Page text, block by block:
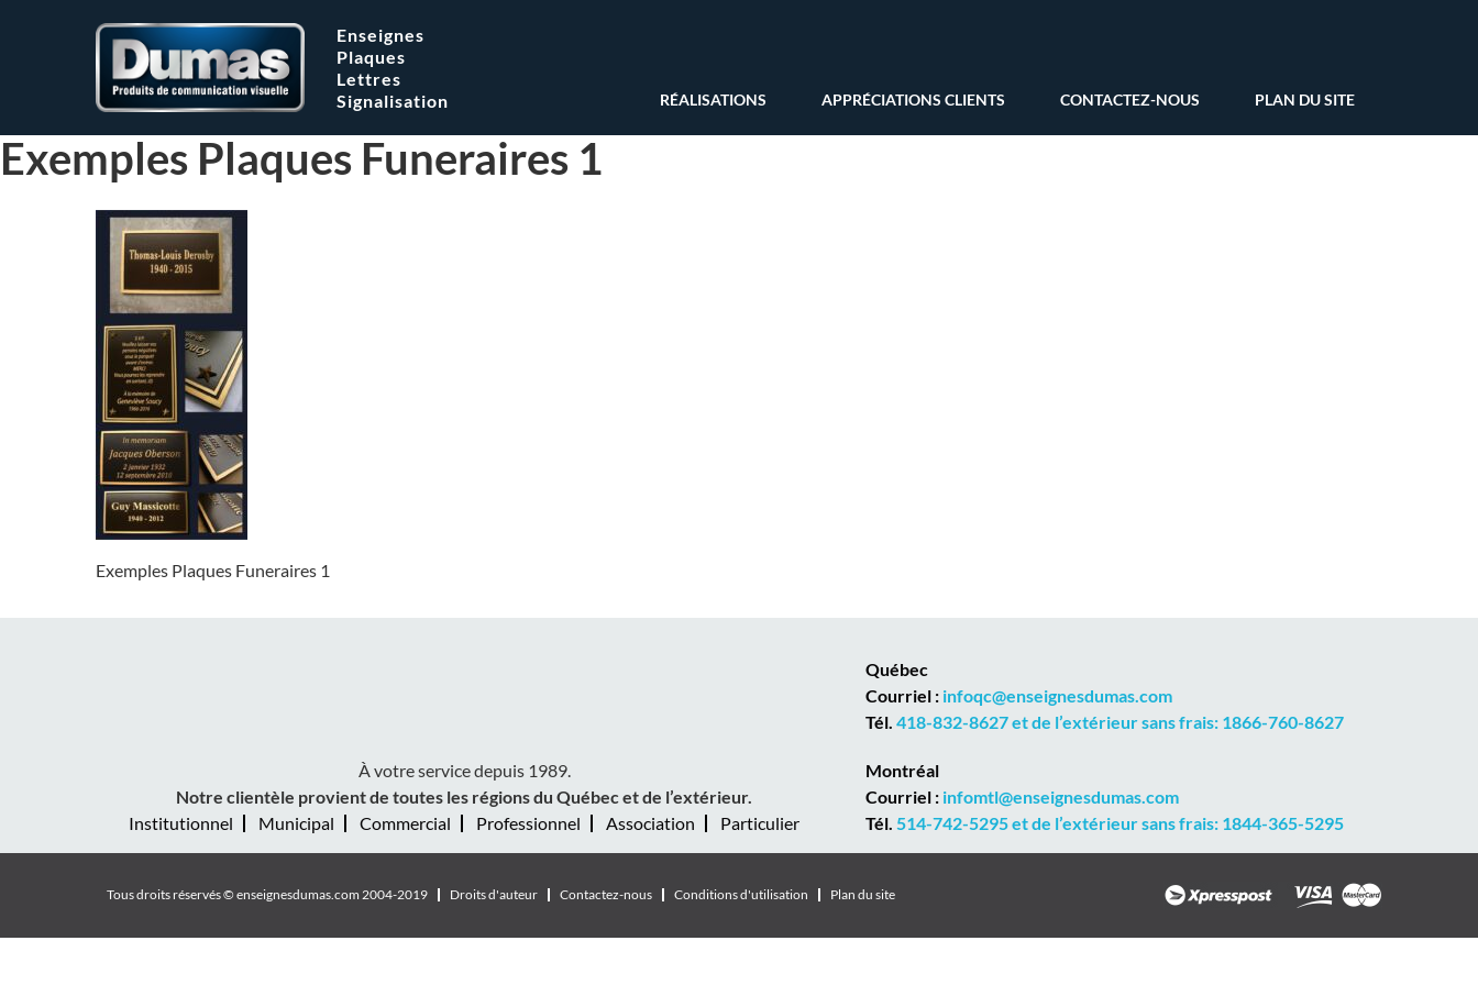
Enseignes
Plaques
Lettres
Signalisation
RÉALISATIONS APPRÉCIATIONS CLIENTS CONTACTEZ-NOUS PLAN DU SITE
Exemples Plaques Funeraires 1
Exemples Plaques Funeraires 1
À votre service depuis 1989.
Notre clientèle provient de toutes les régions du Québec et de l’extérieur.
Institutionnel
Municipal Commercial Professionnel Association Particulier
Québec
Courriel : infoqc@enseignesdumas.com
Tél. 418-832-8627 et de l’extérieur sans frais: 1866-760-8627
Montréal
Courriel : infomtl@enseignesdumas.com
Tél. 514-742-5295 et de l’extérieur sans frais: 1844-365-5295
Tous droits réservés © enseignesdumas.com 2004-2019 Droits d'auteur Contactez-nous Conditions d'utilisation Plan du site